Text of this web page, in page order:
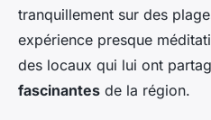
tranquillement sur des
expérience presque
des locaux qui lui ont
fascinantes de la région.